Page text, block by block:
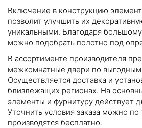
Включение в конструкцию
позволит улучшить их
уникальными. Благодаря
можно подобрать полотно под
В ассортименте производителя
межкомнатные двери по
Осуществляется доставка и
близлежащих регионах. На
элементы и фурнитуру действует
Уточнить условия заказа можно
производятся бесплатно.